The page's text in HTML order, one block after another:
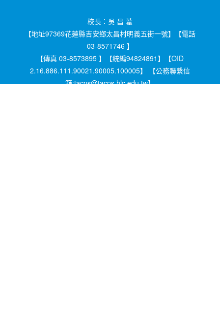
校長：吳 昌 葦
【地址97369花蓮縣吉安鄉太昌村明義五街一號】【電話
03-8571746 】
【傳真 03-8573895 】【統編94824891】【OID
2.16.886.111.90021.90005.100005】 【公務聯繫信
箱:tacps@tacps.hlc.edu.tw】